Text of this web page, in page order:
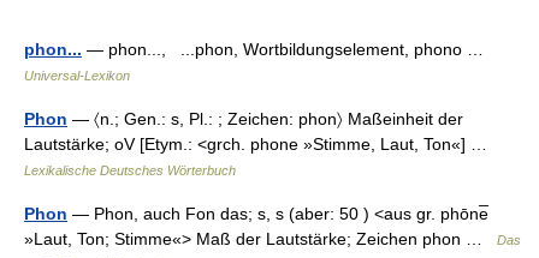
phon... — phon..., ...phon, Wortbildungselement, phono …
Universal-Lexikon
Phon — 〈n.; Gen.: s, Pl.: ; Zeichen: phon〉 Maßeinheit der
Lautstärke; oV [Etym.: <grch. phone »Stimme, Laut, Ton«] …
Lexikalische Deutsches Wörterbuch
Phon — Phon, auch Fon das; s, s (aber: 50 ) <aus gr. phōne̅
»Laut, Ton; Stimme«> Maß der Lautstärke; Zeichen phon …
Das